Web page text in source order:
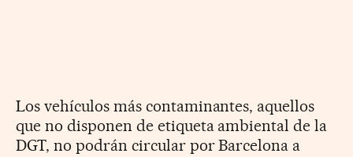
Los vehículos más contaminantes, aquellos
que no disponen de etiqueta ambiental de la
DGT, no podrán circular por Barcelona a